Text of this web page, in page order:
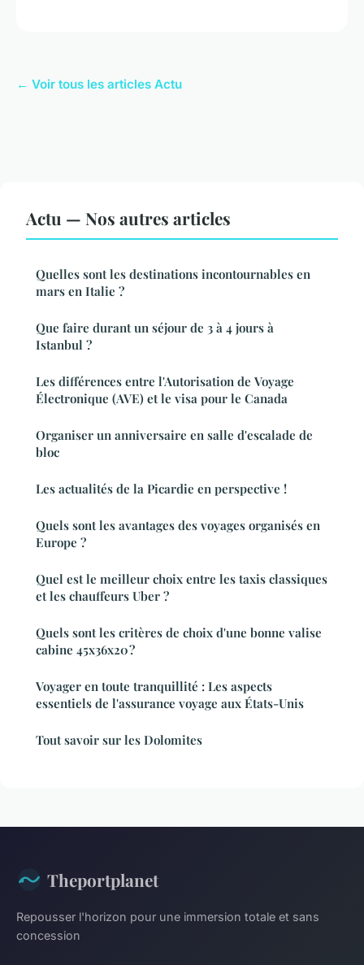
← Voir tous les articles Actu
Actu — Nos autres articles
Quelles sont les destinations incontournables en
mars en Italie ?
Que faire durant un séjour de 3 à 4 jours à
Istanbul ?
Les différences entre l'Autorisation de Voyage
Électronique (AVE) et le visa pour le Canada
Organiser un anniversaire en salle d'escalade de
bloc
Les actualités de la Picardie en perspective !
Quels sont les avantages des voyages organisés en
Europe ?
Quel est le meilleur choix entre les taxis classiques
et les chauffeurs Uber ?
Quels sont les critères de choix d'une bonne valise
cabine 45x36x20 ?
Voyager en toute tranquillité : Les aspects
essentiels de l'assurance voyage aux États-Unis
Tout savoir sur les Dolomites
Theportplanet
Repousser l'horizon pour une immersion totale et sans
concession